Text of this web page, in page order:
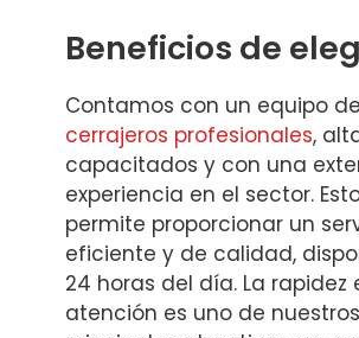
Beneficios de
Contamos con un equipo de
cerrajeros profesionales,
capacitados y con una
experiencia en el sector.
permite proporcionar un
eficiente y de calidad,
24 horas del día. La rapidez
atención es uno de nuestros